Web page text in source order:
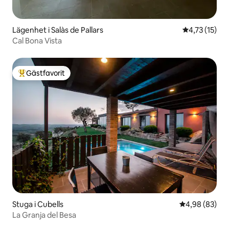
Lägenhet i Salàs de Pallars 4,73 av 5 i
4,73 (15)
Cal Bona Vista
Populär gästfavorit
Gästfavorit
Stuga i Cubells 4,98 av 5 i
4,98 (83)
La Granja del Besa